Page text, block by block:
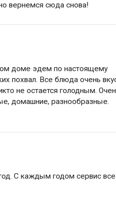
вернемся сюда снова!
доме эдем по настоящему
похвал. Все блюда очень
не остается голодным.
домашние, разнообразные.
С каждым годом сервис